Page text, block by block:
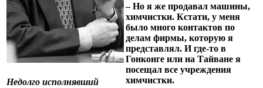
Недолго исполнявший
– Но я же продавал машины,
химчистки. Кстати, у меня
было много контактов по
делам фирмы, которую я
представлял. И где-то в
Гонконге или на Тайване я
посещал все учреждения
химчистки.